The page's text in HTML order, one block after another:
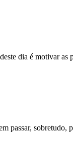
dia é motivar as
passar, sobretudo,